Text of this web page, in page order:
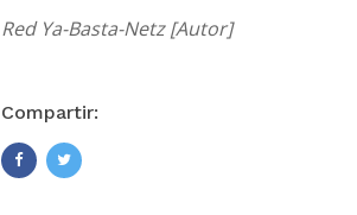
Red Ya-Basta-Netz [Autor]
Compartir: